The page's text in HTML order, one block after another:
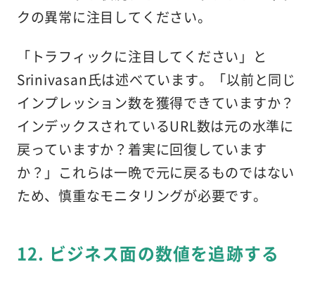
クの異常に注目してください。
「トラフィックに注目してください」と
Srinivasan氏は述べています。「以前と同じ
インプレッション数を獲得できていますか？
インデックスされているURL数は元の水準に
戻っていますか？着実に回復しています
か？」これらは一晩で元に戻るものではない
ため、慎重なモニタリングが必要です。
12. ビジネス面の数値を追跡する